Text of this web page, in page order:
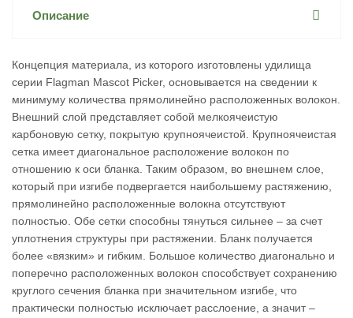
Описание
Концепция материала, из которого изготовлены удилища
серии Flagman Mascot Picker, основывается на сведении к
минимуму количества прямолинейно расположенных волокон.
Внешний слой представляет собой мелкоячеистую
карбоновую сетку, покрытую крупноячеистой. Крупноячеистая
сетка имеет диагональное расположение волокон по
отношению к оси бланка. Таким образом, во внешнем слое,
который при изгибе подвергается наибольшему растяжению,
прямолинейно расположенные волокна отсутствуют
полностью. Обе сетки способны тянуться сильнее – за счет
уплотнения структуры при растяжении. Бланк получается
более «вязким» и гибким. Большое количество диагонально и
поперечно расположенных волокон способствует сохранению
круглого сечения бланка при значительном изгибе, что
практически полностью исключает расслоение, а значит –